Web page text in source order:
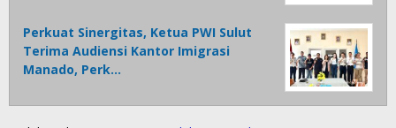
Perkuat Sinergitas, Ketua PWI Sulut
Terima Audiensi Kantor Imigrasi
Manado, Perk…